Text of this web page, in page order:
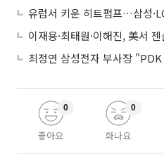
좋아요
0
화나요
0